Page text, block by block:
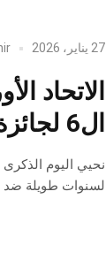
27 يناير، 2026
الاتحاد
ال6 لجائزة لينا بن مهني لحرية التعبير
نحيي اليوم الذكرى
لسنوات طويلة ضد